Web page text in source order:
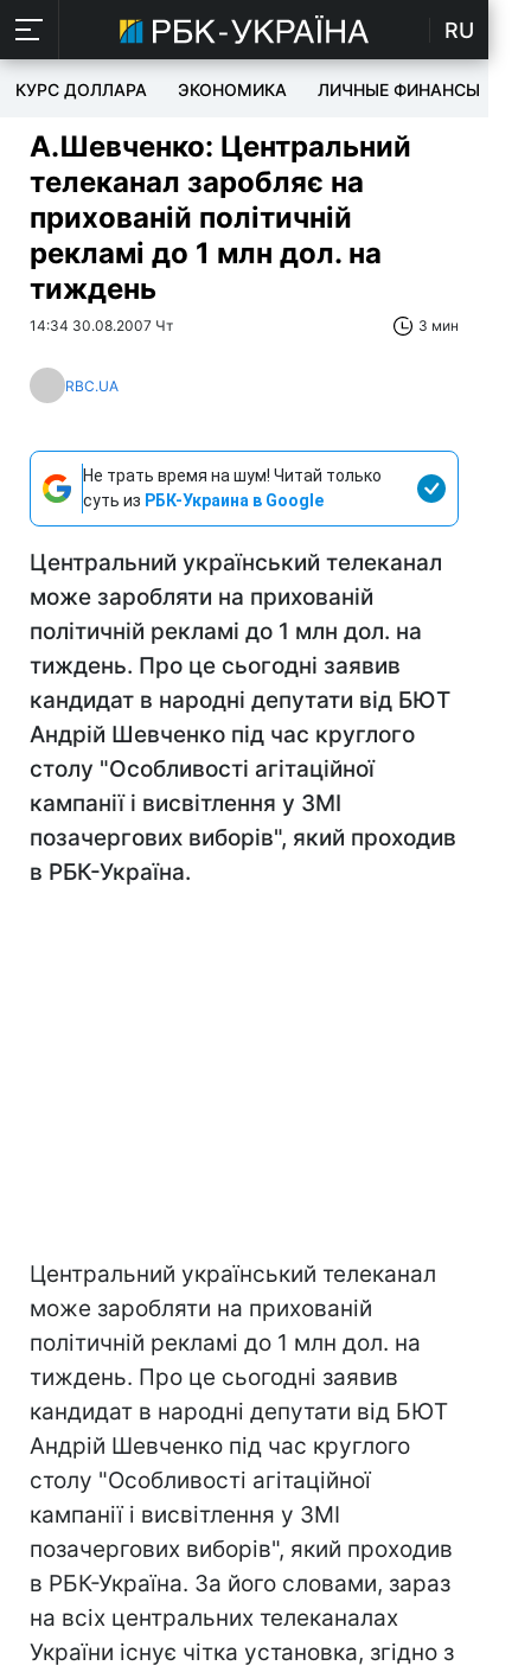
RU
КУРС ДОЛЛАРА ЭКОНОМИКА ЛИЧНЫЕ ФИНАНСЫ
А.Шевченко: Центральний
телеканал заробляє на
прихованій політичній
рекламі до 1 млн дол. на
тиждень
14:34 30.08.2007 Чт 3 мин
RBC.UA
Не трать время на шум! Читай только
суть из РБК-Украина в Google
Центральний український телеканал
може заробляти на прихованій
політичній рекламі до 1 млн дол. на
тиждень. Про це сьогодні заявив
кандидат в народні депутати від БЮТ
Андрій Шевченко під час круглого
столу "Особливості агітаційної
кампанії і висвітлення у ЗМІ
позачергових виборів", який проходив
в РБК-Україна.
Центральний український телеканал
може заробляти на прихованій
політичній рекламі до 1 млн дол. на
тиждень. Про це сьогодні заявив
кандидат в народні депутати від БЮТ
Андрій Шевченко під час круглого
столу "Особливості агітаційної
кампанії і висвітлення у ЗМІ
позачергових виборів", який проходив
в РБК-Україна. За його словами, зараз
на всіх центральних телеканалах
України існує чітка установка, згідно з